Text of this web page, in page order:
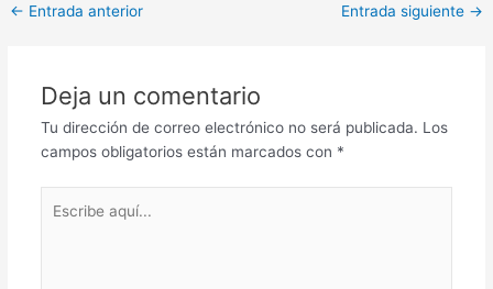
← Entrada anterior Entrada siguiente →
Deja un comentario
Tu dirección de correo electrónico no será publicada. Los
campos obligatorios están marcados con *
aquí...